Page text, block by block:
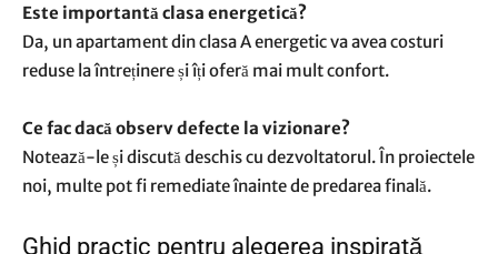
Este importantă clasa energetică?
Da, un apartament din clasa A energetic va avea costuri
reduse la întreținere și îți oferă mai mult confort.
Ce fac dacă observ defecte la vizionare?
Notează-le și discută deschis cu dezvoltatorul. În proiectele
noi, multe pot fi remediate înainte de predarea finală.
Ghid practic pentru alegerea inspirată